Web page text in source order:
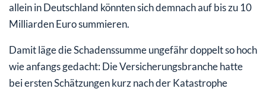
allein in Deutschland könnten sich demnach auf bis zu 10
Milliarden Euro summieren.
Damit läge die Schadenssumme ungefähr doppelt so hoch
wie anfangs gedacht: Die Versicherungsbranche hatte
bei ersten Schätzungen kurz nach der Katastrophe